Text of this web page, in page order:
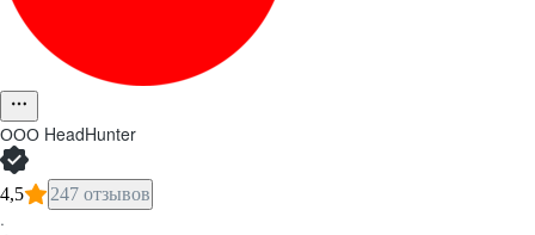
ООО HeadHunter
4,5 247 отзывов
·